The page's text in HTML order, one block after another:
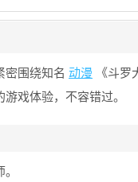
密围绕知名 动漫
《斗
戏体验，不容错过。